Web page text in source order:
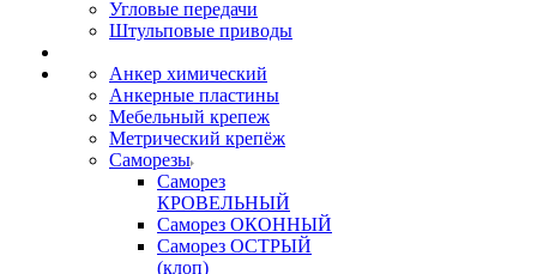
Угловые передачи
Штульповые приводы
Анкер химический
Анкерные пластины
Мебельный крепеж
Метрический крепёж
Саморезы
Саморез
КРОВЕЛЬНЫЙ
Саморез ОКОННЫЙ
Саморез ОСТРЫЙ
(клоп)